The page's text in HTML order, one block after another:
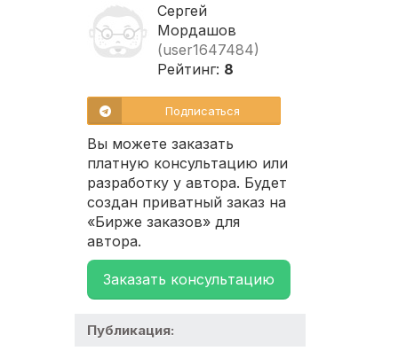
Сергей
Мордашов
(user1647484)
Рейтинг: 8
Подписаться
Вы можете заказать
платную консультацию или
разработку у автора. Будет
создан приватный заказ на
«Бирже заказов» для
автора.
Заказать консультацию
Публикация: